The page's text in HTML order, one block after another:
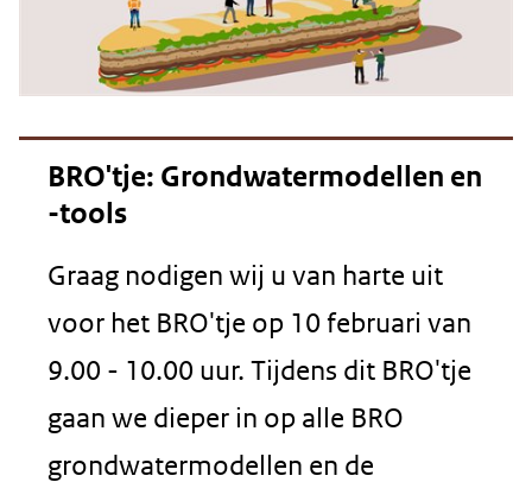
BRO'tje: Grondwatermodellen en
-tools
Graag nodigen wij u van harte uit
voor het BRO'tje op 10 februari van
9.00 - 10.00 uur. Tijdens dit BRO'tje
gaan we dieper in op alle BRO
grondwatermodellen en de